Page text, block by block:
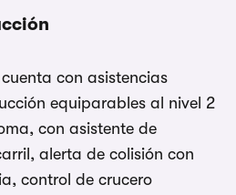
cuenta con asistencias
equiparables al nivel 2
con asistente de
alerta de colisión con
control de crucero